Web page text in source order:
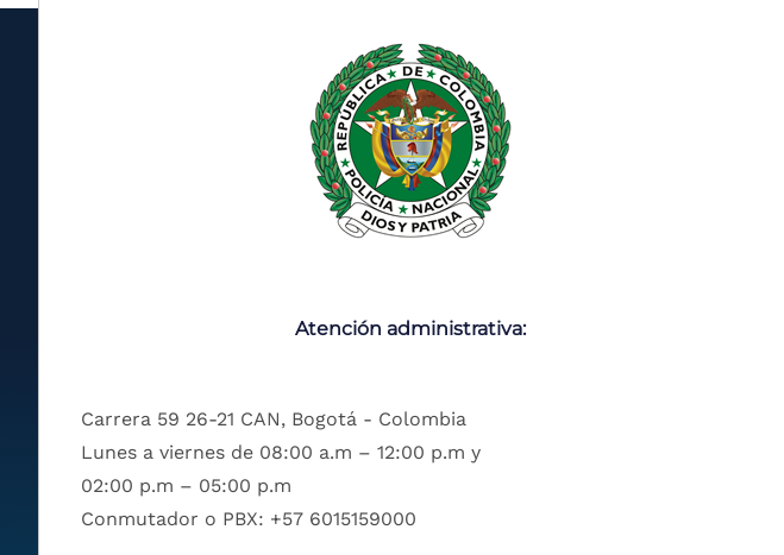
Atención administrativa:
Carrera 59 26-21 CAN, Bogotá - Colombia
Lunes a viernes de 08:00 a.m – 12:00 p.m y
02:00 p.m – 05:00 p.m
Conmutador o PBX: +57 6015159000